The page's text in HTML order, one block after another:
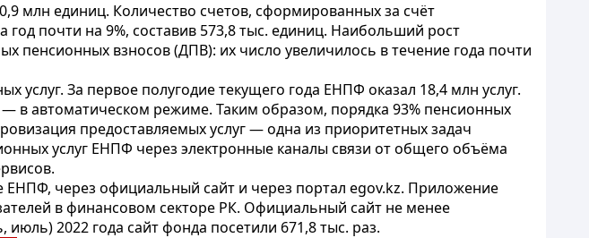
млн единиц. Количество счетов, сформированных за счёт
почти на 9%, составив 573,8 тыс. единиц. Наибольший рост
взносов (ДПВ): их число увеличилось в течение года почти
услуг. За первое полугодие текущего года ЕНПФ оказал 18,4 млн услуг.
автоматическом режиме. Таким образом, порядка 93% пенсионных
предоставляемых услуг — одна из приоритетных задач
услуг ЕНПФ через электронные каналы связи от общего объёма
через официальный сайт и через портал egov.kz. Приложение
в финансовом секторе РК. Официальный сайт не менее
2022 года сайт фонда посетили 671,8 тыс. раз.